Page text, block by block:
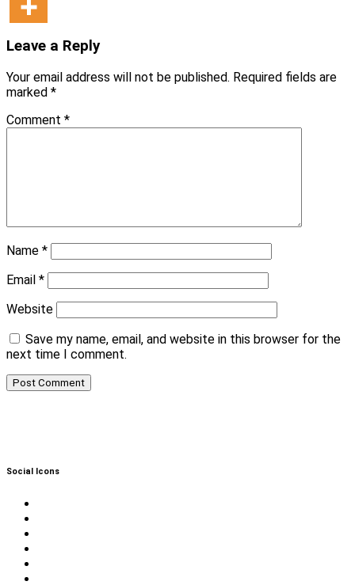
Leave a Reply
Your email address will not be published. Required fields are
marked *
Comment *
Name *
Email *
Website
Save my name, email, and website in this browser for the
next time I comment.
Social Icons